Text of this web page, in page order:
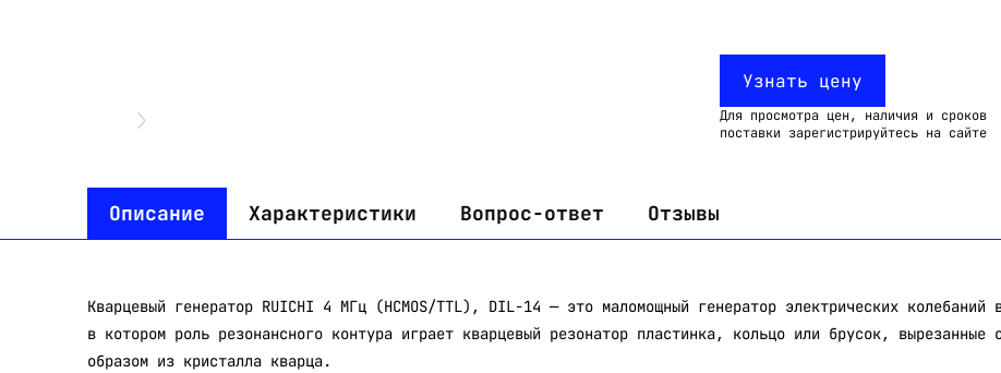
Узнать цену
Для просмотра цен, наличия и сроков
поставки зарегистрируйтесь на сайте
Описание Характеристики Вопрос-ответ Отзывы
Кварцевый генератор RUICHI 4 МГц (HCMOS/TTL), DIL-14 — это маломощный генератор электрических колебаний
в котором роль резонансного контура играет кварцевый резонатор пластинка, кольцо или брусок, вырезанные
образом из кристалла кварца.